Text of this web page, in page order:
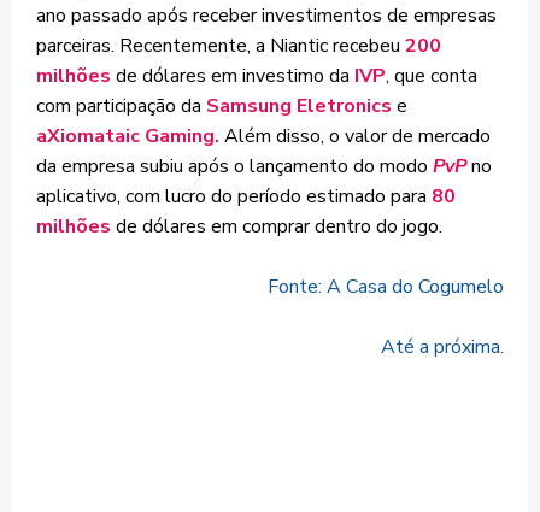
ano passado após receber investimentos de empresas
parceiras. Recentemente, a Niantic recebeu 200
milhões de dólares em investimo da IVP, que conta
com participação da Samsung Eletronics e
aXiomataic Gaming. Além disso, o valor de mercado
da empresa subiu após o lançamento do modo PvPno
aplicativo, com lucro do período estimado para 80
milhões de dólares em comprar dentro do jogo.
Fonte: A Casa do Cogumelo
Até a próxima.